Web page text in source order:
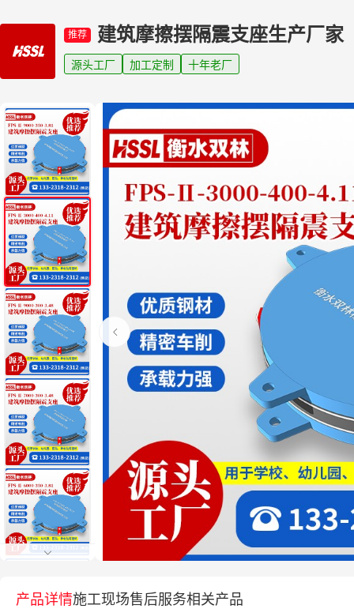
推荐 建筑摩擦摆隔震支座生产厂家
源头工厂 加工定制 十年老厂
产品详情施工现场售后服务相关产品